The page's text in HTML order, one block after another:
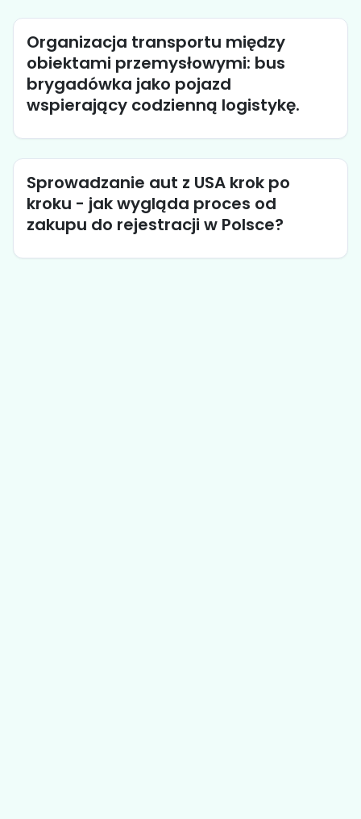
Organizacja transportu między
obiektami przemysłowymi: bus
brygadówka jako pojazd
wspierający codzienną logistykę.
Sprowadzanie aut z USA krok po
kroku - jak wygląda proces od
zakupu do rejestracji w Polsce?